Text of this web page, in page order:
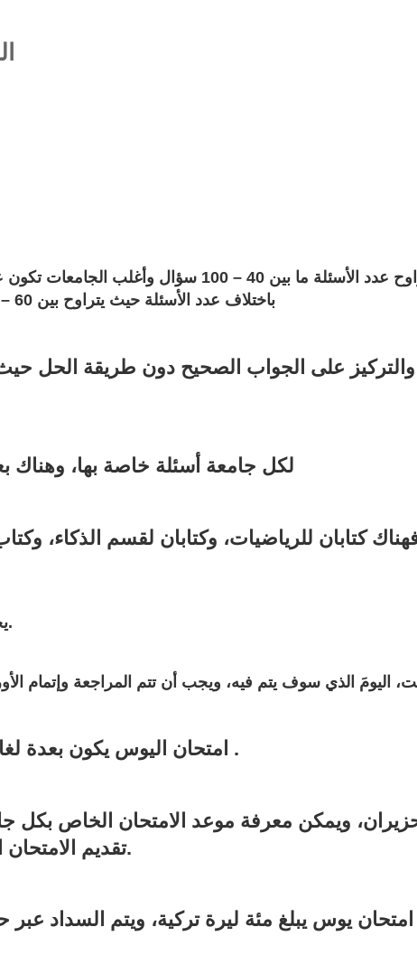
باختلاف عدد الأسئلة حيث يتراوح بين 60 – 150 دقيقة وأغلب الجامعات تكون مدتها 120 دقيقة
على الجواب الصحيح دون طريقة الحل
لكل جامعة أسئلة خاصة بها، وهناك
للرياضيات، وكتابان لقسم الذكاء،
يحتاج التحضير لهذا الاختبار من ثلاثة إلى خمسة أشهر.
امتحان اليوس يكون بعدة لغات، ومن بينها العربية والانجليزية والتركية .
ويمكن معرفة موعد الامتحان الخاص بكل
تقديم الامتحان الأول في شهر أيار ويستمر حتى أغسطس.